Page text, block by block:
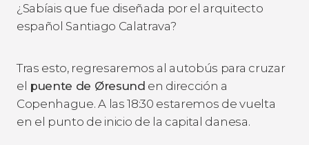
¿Sabíais que fue diseñada por el arquitecto
español Santiago Calatrava?
Tras esto, regresaremos al autobús para cruzar
el puente de Øresund en dirección a
Copenhague. A las 18:30 estaremos de vuelta
en el punto de inicio de la capital danesa.